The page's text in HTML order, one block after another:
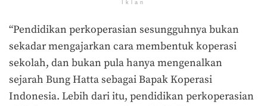
Iklan
“Pendidikan perkoperasian sesungguhnya bukan
sekadar mengajarkan cara membentuk koperasi
sekolah, dan bukan pula hanya mengenalkan
sejarah Bung Hatta sebagai Bapak Koperasi
Indonesia. Lebih dari itu, pendidikan perkoperasian